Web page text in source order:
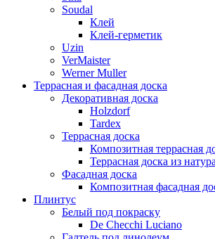
Soudal
Клей
Клей-герметик
Uzin
VerMaister
Werner Muller
Террасная и фасадная доска
Декоративная доска
Holzdorf
Tardex
Террасная доска
Композитная террасная
Террасная доска из
Фасадная доска
Композитная фасадная
Плинтус
Белый под покраску
De Checchi Luciano